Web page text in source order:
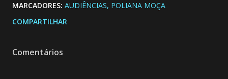
MARCADORES: AUDIÊNCIAS POLIANA MOÇA
COMPARTILHAR
Comentários